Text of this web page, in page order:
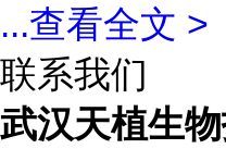
...查看全文 >
联系我们
武汉天植生